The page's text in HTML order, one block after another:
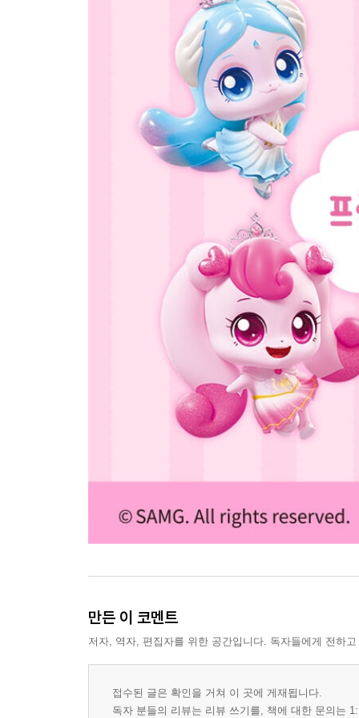
만든 이 코멘트
저자, 역자, 편집자를 위한 공간입니다. 독자들에게 전하
접수된 글은 확인을 거쳐 이 곳에 게재됩니다.
독자 분들의 리뷰는 리뷰 쓰기를, 책에 대한 문의는